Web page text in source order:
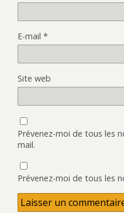
E-mail *
Site web
Prévenez-moi de tous les
mail.
Prévenez-moi de tous les